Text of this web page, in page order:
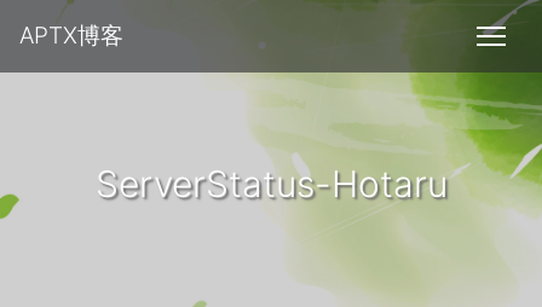
APTX博客
ServerStatus-Hotaru